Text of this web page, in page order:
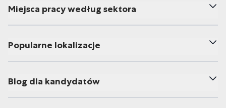
Miejsca pracy według sektora
Popularne lokalizacje
Blog dla kandydatów